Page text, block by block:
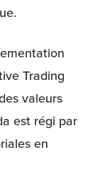
Trading
valeurs
est régi par
en